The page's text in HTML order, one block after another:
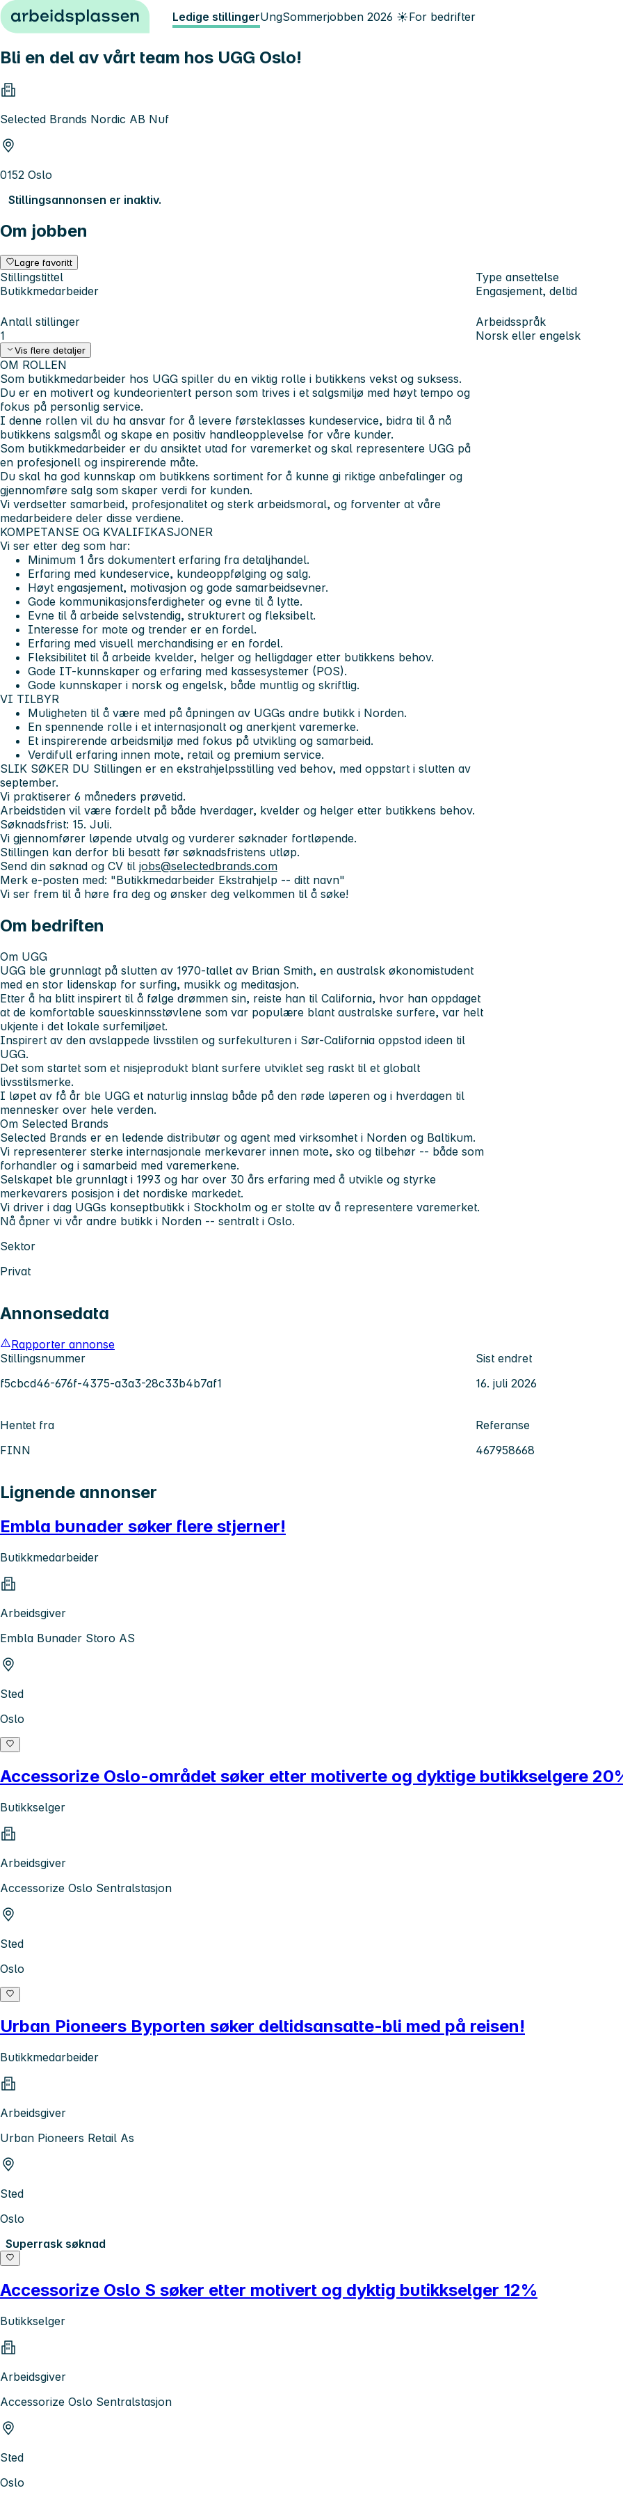
Hopp til innhold Ledige stillingerUngSommerjobben 2026 ☀️For bedrifter
Bli en del av vårt team hos UGG Oslo!
Selected Brands Nordic AB Nuf
0152 Oslo
Stillingsannonsen er inaktiv.
Om jobben
Lagre favoritt
Stillingstittel
Butikkmedarbeider
Type ansettelse
Engasjement, deltid
Antall stillinger
1
Arbeidsspråk
Norsk eller engelsk
Vis flere detaljer
OM ROLLEN
Som butikkmedarbeider hos UGG spiller du en viktig rolle i butikkens vekst og suksess.
Du er en motivert og kundeorientert person som trives i et salgsmiljø med høyt tempo og
fokus på personlig service.
I denne rollen vil du ha ansvar for å levere førsteklasses kundeservice, bidra til å nå
butikkens salgsmål og skape en positiv handleopplevelse for våre kunder.
Som butikkmedarbeider er du ansiktet utad for varemerket og skal representere UGG på
en profesjonell og inspirerende måte.
Du skal ha god kunnskap om butikkens sortiment for å kunne gi riktige anbefalinger og
gjennomføre salg som skaper verdi for kunden.
Vi verdsetter samarbeid, profesjonalitet og sterk arbeidsmoral, og forventer at våre
medarbeidere deler disse verdiene.
KOMPETANSE OG KVALIFIKASJONER
Vi ser etter deg som har:
Minimum 1 års dokumentert erfaring fra detaljhandel.
Erfaring med kundeservice, kundeoppfølging og salg.
Høyt engasjement, motivasjon og gode samarbeidsevner.
Gode kommunikasjonsferdigheter og evne til å lytte.
Evne til å arbeide selvstendig, strukturert og fleksibelt.
Interesse for mote og trender er en fordel.
Erfaring med visuell merchandising er en fordel.
Fleksibilitet til å arbeide kvelder, helger og helligdager etter butikkens behov.
Gode IT-kunnskaper og erfaring med kassesystemer (POS).
Gode kunnskaper i norsk og engelsk, både muntlig og skriftlig.
VI TILBYR
Muligheten til å være med på åpningen av UGGs andre butikk i Norden.
En spennende rolle i et internasjonalt og anerkjent varemerke.
Et inspirerende arbeidsmiljø med fokus på utvikling og samarbeid.
Verdifull erfaring innen mote, retail og premium service.
SLIK SØKER DU Stillingen er en ekstrahjelpsstilling ved behov, med oppstart i slutten av
september.
Vi praktiserer 6 måneders prøvetid.
Arbeidstiden vil være fordelt på både hverdager, kvelder og helger etter butikkens behov.
Søknadsfrist: 15. Juli.
Vi gjennomfører løpende utvalg og vurderer søknader fortløpende.
Stillingen kan derfor bli besatt før søknadsfristens utløp.
Send din søknad og CV til jobs@selectedbrands.com
Merk e-posten med: "Butikkmedarbeider Ekstrahjelp -- ditt navn"
Vi ser frem til å høre fra deg og ønsker deg velkommen til å søke!
Om bedriften
Om UGG
UGG ble grunnlagt på slutten av 1970-tallet av Brian Smith, en australsk økonomistudent
med en stor lidenskap for surfing, musikk og meditasjon.
Etter å ha blitt inspirert til å følge drømmen sin, reiste han til California, hvor han oppdaget
at de komfortable saueskinnsstøvlene som var populære blant australske surfere, var helt
ukjente i det lokale surfemiljøet.
Inspirert av den avslappede livsstilen og surfekulturen i Sør-California oppstod ideen til
UGG.
Det som startet som et nisjeprodukt blant surfere utviklet seg raskt til et globalt
livsstilsmerke.
I løpet av få år ble UGG et naturlig innslag både på den røde løperen og i hverdagen til
mennesker over hele verden.
Om Selected Brands
Selected Brands er en ledende distributør og agent med virksomhet i Norden og Baltikum.
Vi representerer sterke internasjonale merkevarer innen mote, sko og tilbehør -- både som
forhandler og i samarbeid med varemerkene.
Selskapet ble grunnlagt i 1993 og har over 30 års erfaring med å utvikle og styrke
merkevarers posisjon i det nordiske markedet.
Vi driver i dag UGGs konseptbutikk i Stockholm og er stolte av å representere varemerket.
Nå åpner vi vår andre butikk i Norden -- sentralt i Oslo.
Sektor
Privat
Annonsedata
Rapporter annonse
Stillingsnummer
f5cbcd46-676f-4375-a3a3-28c33b4b7af1
Sist endret
16. juli 2026
Hentet fra
FINN
Referanse
467958668
Lignende annonser
Embla bunader søker flere stjerner!
Butikkmedarbeider
Arbeidsgiver
Embla Bunader Storo AS
Sted
Oslo
Accessorize Oslo-området søker etter motiverte og dyktige butikkselgere
Butikkselger
Arbeidsgiver
Accessorize Oslo Sentralstasjon
Sted
Oslo
Urban Pioneers Byporten søker deltidsansatte-bli med på reisen!
Butikkmedarbeider
Arbeidsgiver
Urban Pioneers Retail As
Sted
Oslo
Superrask søknad
Accessorize Oslo S søker etter motivert og dyktig butikkselger 12%
Butikkselger
Arbeidsgiver
Accessorize Oslo Sentralstasjon
Sted
Oslo